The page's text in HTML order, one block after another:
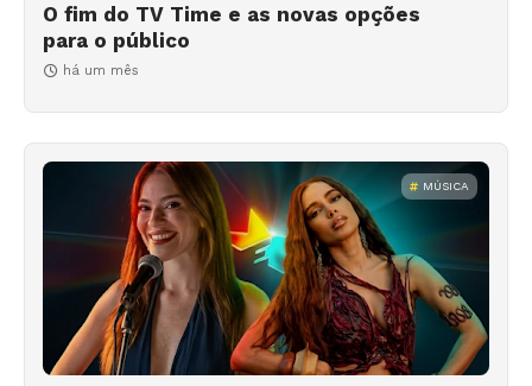
O fim do TV Time e as novas opções
para o público
há um mês
MÚSICA